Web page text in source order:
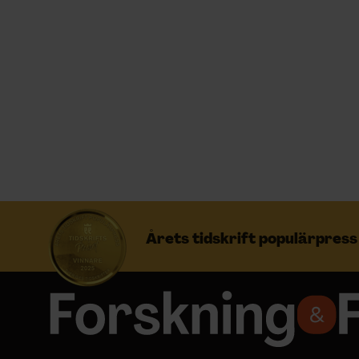
Årets tidskrift populärpress
NYHETSBREV
ÄMNEN
ARKIV & E-TIDNING
LYSSNA/PODD